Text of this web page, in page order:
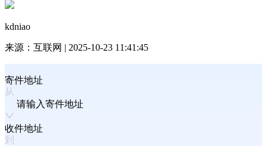
kdniao
来源： 互联网 | 2025-10-23 11:41:45
寄件地址
请输入寄件地址
收件地址